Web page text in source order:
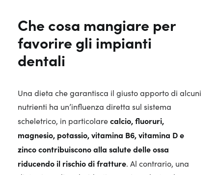
Che cosa mangiare per
favorire gli impianti
dentali
Una dieta che garantisca il giusto apporto di alcuni
nutrienti ha un’influenza diretta sul sistema
scheletrico, in particolarecalcio, fluoruri,
magnesio, potassio, vitamina B6, vitamina D e
zinco contribuiscono alla salute delle ossa
riducendo il rischio di fratture. Al contrario, una